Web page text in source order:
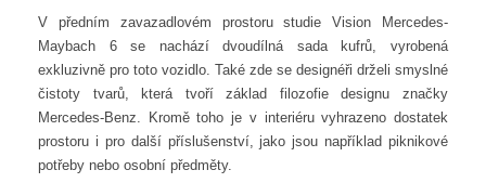
V předním zavazadlovém prostoru studie Vision Mercedes-
Maybach 6 se nachází dvoudílná sada kufrů, vyrobená
exkluzivně pro toto vozidlo. Také zde se designéři drželi smyslné
čistoty tvarů, která tvoří základ filozofie designu značky
Mercedes-Benz. Kromě toho je v interiéru vyhrazeno dostatek
prostoru i pro další příslušenství, jako jsou například piknikové
potřeby nebo osobní předměty.